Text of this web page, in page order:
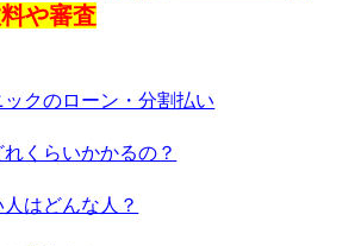
や審査
クのローン・分割払い
くらいかかるの？
はどんな人？